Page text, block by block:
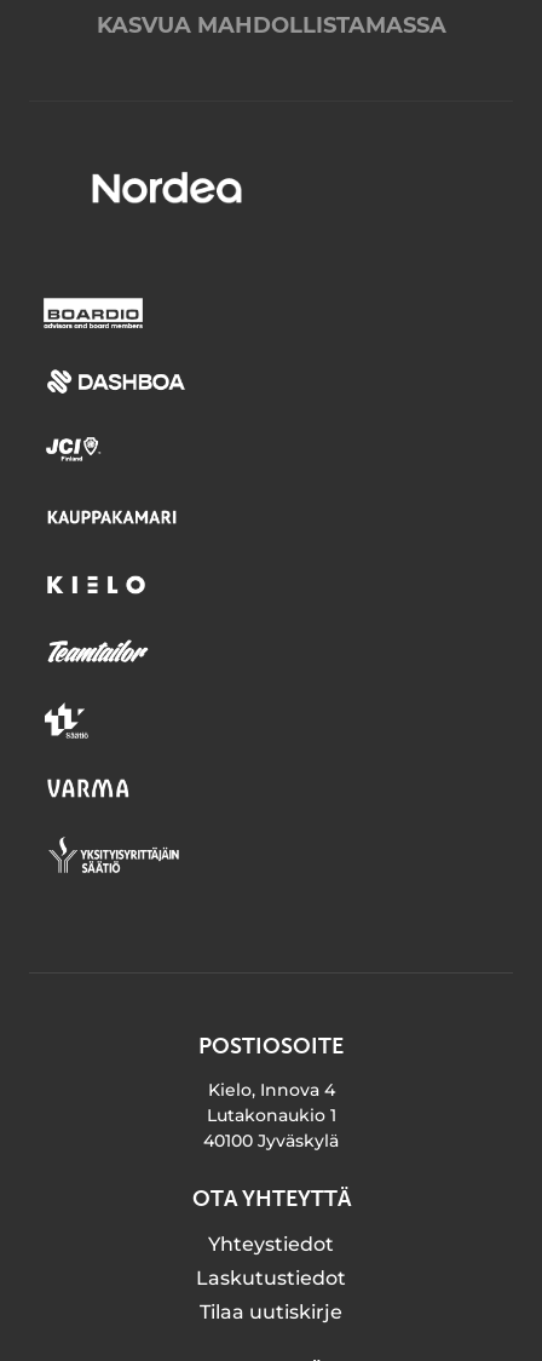
KASVUA MAHDOLLISTAMASSA
POSTIOSOITE
Kielo, Innova 4
Lutakonaukio 1
40100 Jyväskylä
OTA YHTEYTTÄ
Yhteystiedot
Laskutustiedot
Tilaa uutiskirje